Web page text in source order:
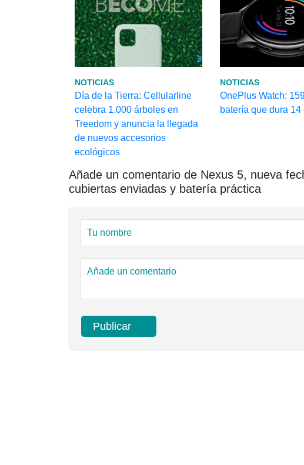
NOTICIAS
Día de la Tierra: Cellularline
celebra 1.000 árboles en
Treedom y anuncia la llegada
de nuevos accesorios
ecológicos
NOTICIAS
OnePlus Watch:
batería que dura 14
Añade un comentario de Nexus 5, nueva
cubiertas enviadas y batería práctica